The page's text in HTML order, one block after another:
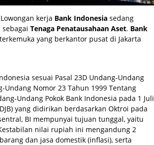
kerja Bank Indonesia sedang
Tenaga Penatausahaan Aset. Bank
yang berkantor pusat di Jakarta
sesuai Pasal 23D Undang-Undang
Undang Nomor 23 Tahun 1999 Tentang
Undang Pokok Bank Indonesia pada 1 Juli
yang didirikan berdasarkan Oktroi pada
BI mempunyai tujuan tunggal, yaitu
nilai rupiah ini mengandung 2
dan jasa domestik (inflasi), serta